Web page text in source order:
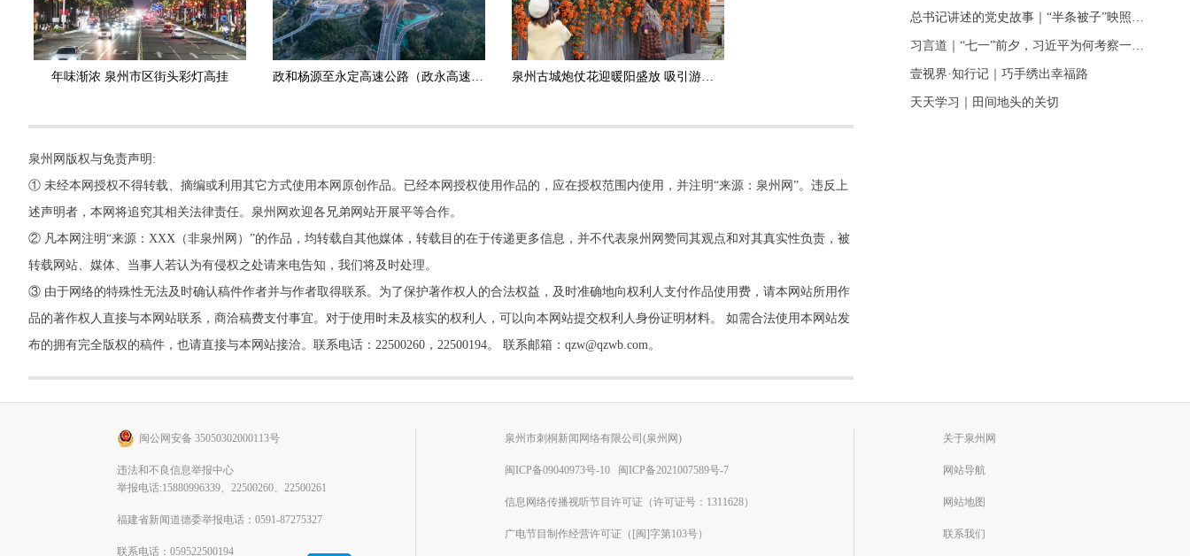
年味渐浓 泉州市区街头彩灯高挂 政和杨源至永定高速公路（政永高速）德化段正式通车运营 泉州古城炮仗花迎暖阳盛放 吸引游客打卡拍照
泉州网版权与免责声明:
① 未经本网授权不得转载、摘编或利用其它方式使用本网原创作品。已经本网授权使用作品的，应在授权范围内使用，并注明“来源：泉州网”。违反上
述声明者，本网将追究其相关法律责任。泉州网欢迎各兄弟网站开展平等合作。
② 凡本网注明“来源：XXX（非泉州网）”的作品，均转载自其他媒体，转载目的在于传递更多信息，并不代表泉州网赞同其观点和对其真实性负责，被
转载网站、媒体、当事人若认为有侵权之处请来电告知，我们将及时处理。
③ 由于网络的特殊性无法及时确认稿件作者并与作者取得联系。为了保护著作权人的合法权益，及时准确地向权利人支付作品使用费，请本网站所用作
品的著作权人直接与本网站联系，商洽稿费支付事宜。对于使用时未及核实的权利人，可以向本网站提交权利人身份证明材料。 如需合法使用本网站发
布的拥有完全版权的稿件，也请直接与本网站接洽。联系电话：22500260，22500194。 联系邮箱：qzw@qzwb.com。
壹视界·知行记｜巧手绣出幸福路
天天学习｜田间地头的关切
闽公网安备 35050302000113号
违法和不良信息举报中心
举报电话:15880996339、22500260、22500261
福建省新闻道德委举报电话：0591-87275327
联系电话：059522500194
泉州市刺桐新闻网络有限公司(泉州网)
闽ICP备09040973号-10 闽ICP备2021007589号-7
信息网络传播视听节目许可证（许可证号：1311628）
广电节目制作经营许可证（[闽]字第103号）
关于泉州网
网站导航
网站地图
联系我们